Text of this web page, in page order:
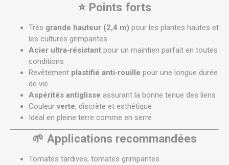
⭐ Points forts
Très grande hauteur (2,4 m) pour les plantes hautes et
les cultures grimpantes
Acier ultra‑résistant pour un maintien parfait en toutes
conditions
Revêtement plastifié anti‑rouille pour une longue durée
de vie
Aspérités antiglisse assurant la bonne tenue des liens
Couleur verte, discrète et esthétique
Idéal en pleine terre comme en serre
🌱 Applications recommandées
Tomates tardives, tomates grimpantes